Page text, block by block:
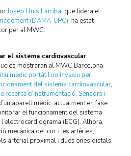
Josep Lluis Larriba, que lidera el
(DAMA-UPC), ha estat
per al MWC.
el sistema cardiovascular
es mostraran al MWC Barcelona
mèdic portàtil no invasiu per
del sistema cardiovascular,
recerca d’Instrumentació, Sensors i
aparell mèdic, actualment en fase
el funcionament del sistema
(ECG). Alhora,
mecànica del cor i les artèries,
arterial proximal i dues ones distals